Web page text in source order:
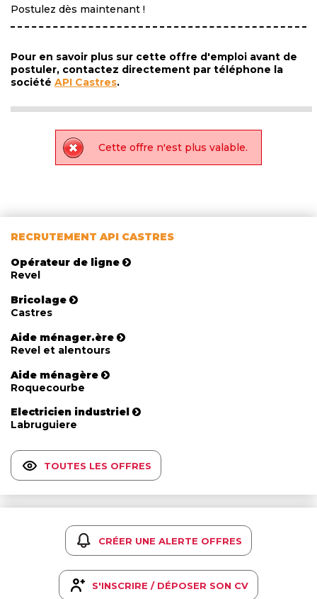
Postulez dès maintenant !
Pour en savoir plus sur cette offre d'emploi avant de
postuler, contactez directement par téléphone la
société API Castres.
Cette offre n'est plus valable.
RECRUTEMENT API CASTRES
Opérateur de ligne
Revel
Bricolage
Castres
Aide ménager.ère
Revel et alentours
Aide ménagère
Roquecourbe
Electricien industriel
Labruguiere
TOUTES LES OFFRES
CRÉER UNE ALERTE OFFRES
S'INSCRIRE / DÉPOSER SON CV